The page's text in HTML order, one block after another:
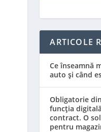
ARTICOLE
Ce înseamnă
auto și când
Obligatorie
funcția
contract. O
pentru